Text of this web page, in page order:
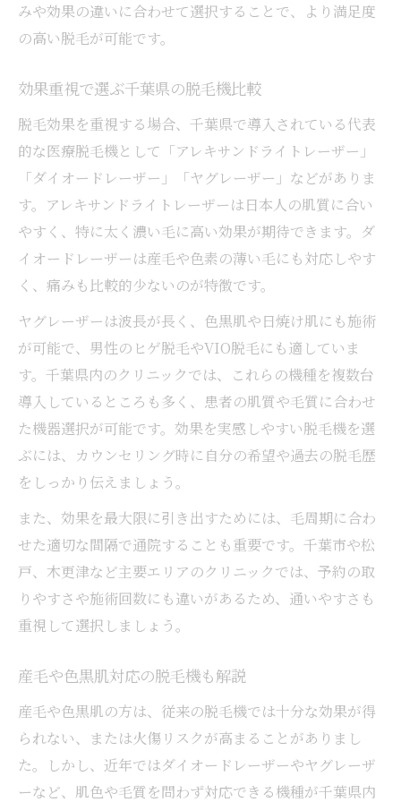
みや効果の違いに合わせて選択することで、より満足度
の高い脱毛が可能です。
効果重視で選ぶ千葉県の脱毛機比較
脱毛効果を重視する場合、千葉県で導入されている代表
的な医療脱毛機として「アレキサンドライトレーザー」
「ダイオードレーザー」「ヤグレーザー」などがありま
す。アレキサンドライトレーザーは日本人の肌質に合い
やすく、特に太く濃い毛に高い効果が期待できます。ダ
イオードレーザーは産毛や色素の薄い毛にも対応しやす
く、痛みも比較的少ないのが特徴です。
ヤグレーザーは波長が長く、色黒肌や日焼け肌にも施術
が可能で、男性のヒゲ脱毛やVIO脱毛にも適していま
す。千葉県内のクリニックでは、これらの機種を複数台
導入しているところも多く、患者の肌質や毛質に合わせ
た機器選択が可能です。効果を実感しやすい脱毛機を選
ぶには、カウンセリング時に自分の希望や過去の脱毛歴
をしっかり伝えましょう。
また、効果を最大限に引き出すためには、毛周期に合わ
せた適切な間隔で通院することも重要です。千葉市や松
戸、木更津など主要エリアのクリニックでは、予約の取
りやすさや施術回数にも違いがあるため、通いやすさも
重視して選択しましょう。
産毛や色黒肌対応の脱毛機も解説
産毛や色黒肌の方は、従来の脱毛機では十分な効果が得
られない、または火傷リスクが高まることがありまし
た。しかし、近年ではダイオードレーザーやヤグレーザ
ーなど、肌色や毛質を問わず対応できる機種が千葉県内